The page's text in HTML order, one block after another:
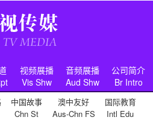
视频展播
Vis Shw
音频展播
Aud Shw
公司简介
Br Intro
中国故事
Chn St
澳中友好
Aus-Chn FS
国际教育
Intl Edu